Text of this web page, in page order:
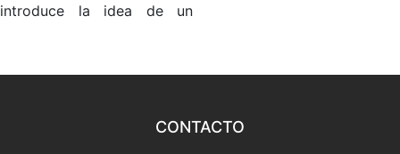
introduce la idea de un
CONTACTO